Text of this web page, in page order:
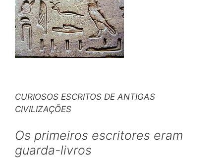
CURIOSOS ESCRITOS DE ANTIGAS
CIVILIZAÇÕES
Os primeiros escritores eram
guarda-livros